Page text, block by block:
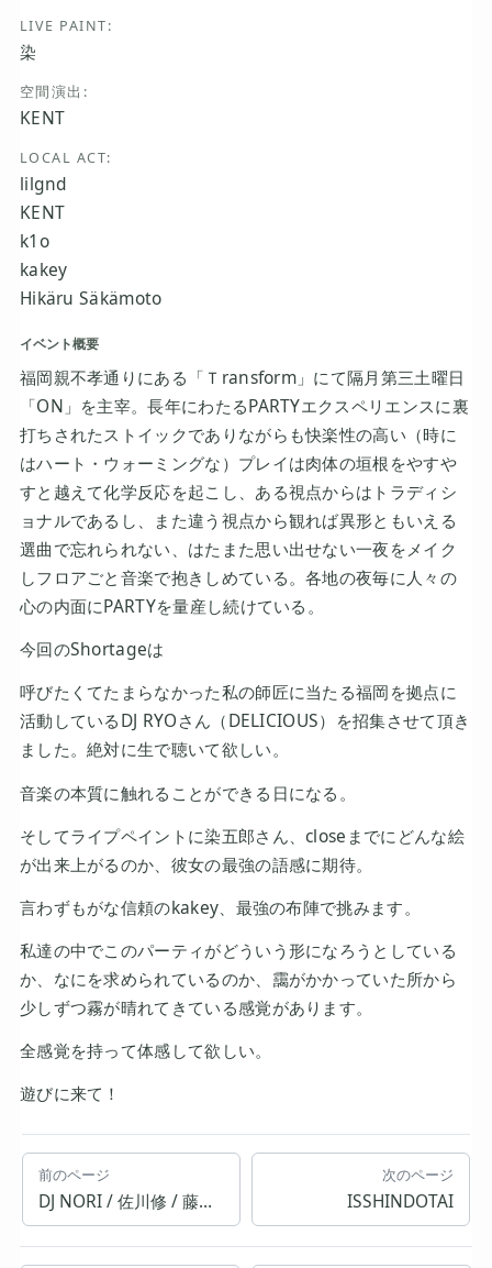
LIVE PAINT:
染
空間演出:
KENT
LOCAL ACT:
lilgnd
KENT
k1o
kakey
Hikäru Säkämoto
イベント概要
福岡親不孝通りにある「Ｔransform」にて隔月第三土曜日
「ON」を主宰。長年にわたるPARTYエクスペリエンスに裏
打ちされたストイックでありながらも快楽性の高い（時に
はハート・ウォーミングな）プレイは肉体の垣根をやすや
すと越えて化学反応を起こし、ある視点からはトラディシ
ョナルであるし、また違う視点から観れば異形ともいえる
選曲で忘れられない、はたまた思い出せない一夜をメイク
しフロアごと音楽で抱きしめている。各地の夜毎に人々の
心の内面にPARTYを量産し続けている。
今回のShortageは
呼びたくてたまらなかった私の師匠に当たる福岡を拠点に
活動しているDJ RYOさん（DELICIOUS）を招集させて頂き
ました。絶対に生で聴いて欲しい。
音楽の本質に触れることができる日になる。
そしてライプペイントに染五郎さん、closeまでにどんな絵
が出来上がるのか、彼女の最強の語感に期待。
言わずもがな信頼のkakey、最強の布陣で挑みます。
私達の中でこのパーティがどういう形になろうとしている
か、なにを求められているのか、靄がかかっていた所から
少しずつ霧が晴れてきている感覚があります。
全感覚を持って体感して欲しい。
遊びに来て！
前のページ
DJ NORI / 佐川修 / 藤井悟
次のページ
ISSHINDOTAI